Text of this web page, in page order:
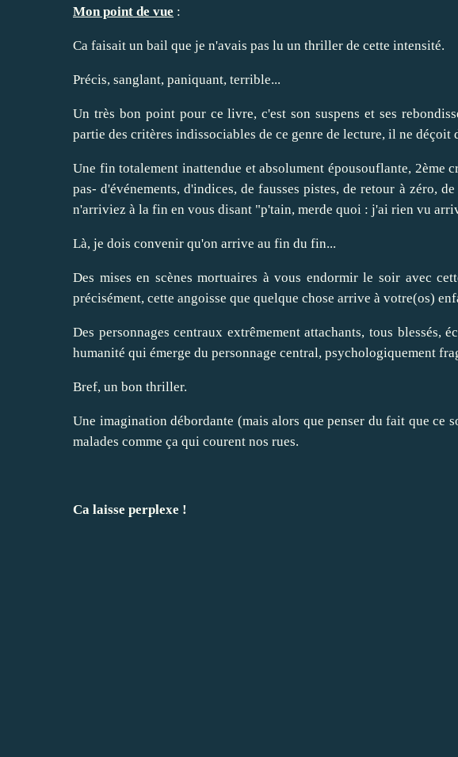
Mon point de vue :
Ca faisait un bail que je n'avais pas lu un thriller de cette intensité.
Précis, sanglant, paniquant, terrible...
Un très bon point pour ce livre, c'est son suspens et ses
partie des critères indissociables de ce genre de lecture, il ne déçoit
Une fin totalement inattendue et absolument épousouflante, 2ème
pas- d'événements, d'indices, de fausses pistes, de retour à zéro,
n'arriviez à la fin en vous disant "p'tain, merde quoi : j'ai rien vu
Là, je dois convenir qu'on arrive au fin du fin...
Des mises en scènes mortuaires à vous endormir le soir avec
précisément, cette angoisse que quelque chose arrive à votre(os)
Des personnages centraux extrêmement attachants, tous blessés,
humanité qui émerge du personnage central, psychologiquement
Bref, un bon thriller.
Une imagination débordante (mais alors que penser du fait que ce
malades comme ça qui courent nos rues.
Ca laisse perplexe !